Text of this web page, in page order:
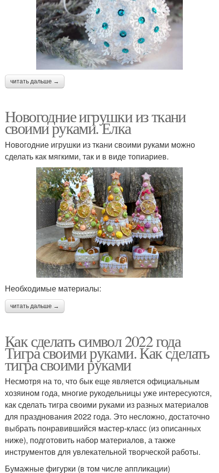
читать дальше →
Новогодние игрушки из ткани
своими руками. Елка
Новогодние игрушки из ткани своими руками можно
сделать как мягкими, так и в виде топиариев.
Необходимые материалы:
читать дальше →
Как сделать символ 2022 года
Тигра своими руками. Как сделать
тигра своими руками
Несмотря на то, что бык еще является официальным
хозяином года, многие рукодельницы уже интересуются,
как сделать тигра своими руками из разных материалов
для празднования 2022 года. Это несложно, достаточно
выбрать понравившийся мастер-класс (из описанных
ниже), подготовить набор материалов, а также
инструментов для увлекательной творческой работы.
Бумажные фигурки (в том числе аппликации)